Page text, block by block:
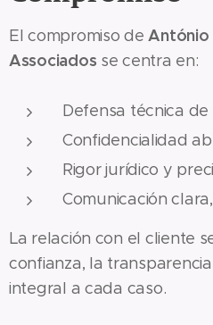
El compromiso deAntónio
Associados se centra en:
Defensa técnica de
Confidencialidad
Rigor jurídico y
Comunicación
La relación con el cliente
confianza, la
integral a cada caso.